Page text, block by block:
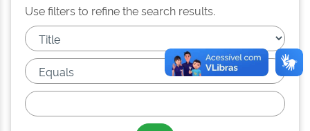
Use filters to refine the search results.